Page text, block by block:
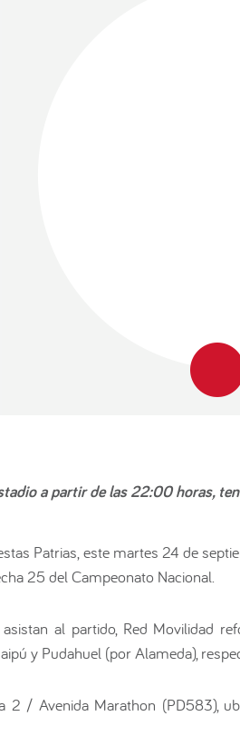
a partir de las 22:00 horas,
Patrias, este martes 24 de
25 del Campeonato Nacional.
al partido, Red Movilidad
y Pudahuel (por Alameda),
/ Avenida Marathon (PD583),